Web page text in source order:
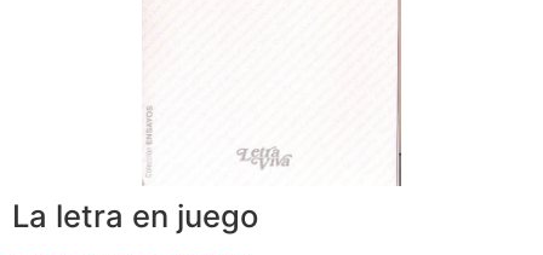
La letra en juego